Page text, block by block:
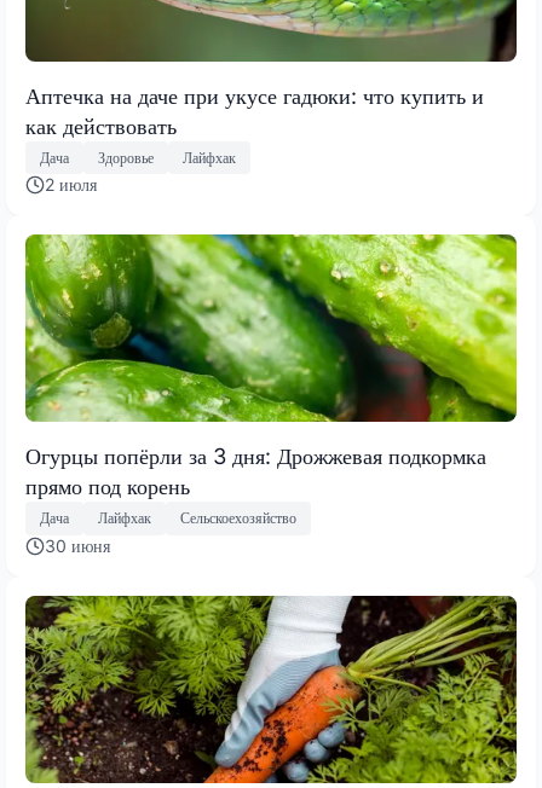
Аптечка на даче при укусе гадюки: что купить и
как действовать
Дача Здоровье Лайфхак
2 июля
Огурцы попёрли за 3 дня: Дрожжевая подкормка
прямо под корень
Дача Лайфхак Сельскоехозяйство
30 июня